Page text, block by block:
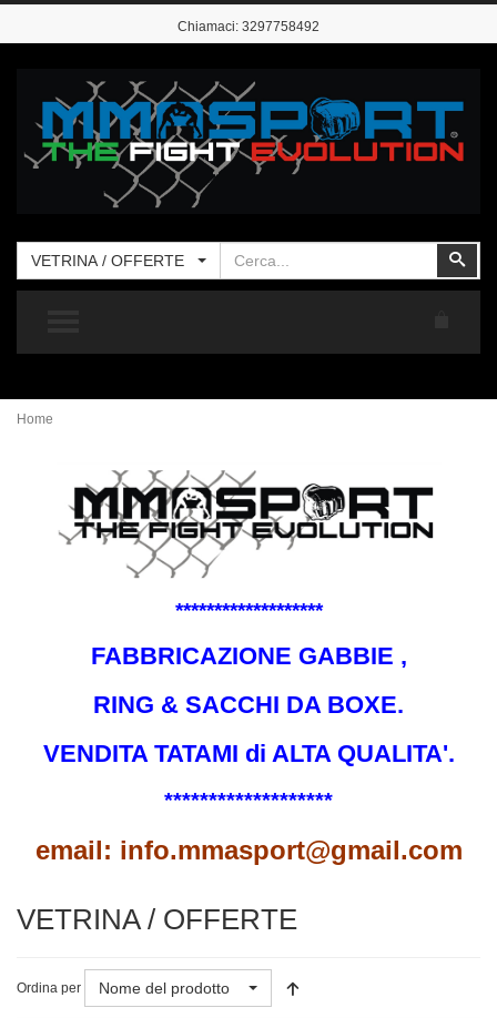
Chiamaci: 3297758492
VETRINA / OFFERTE
Home
*******************
FABBRICAZIONE GABBIE ,
RING & SACCHI DA BOXE.
VENDITA TATAMI di ALTA QUALITA'.
*******************
email: info.mmasport@gmail.com
VETRINA / OFFERTE
Ordina per Nome del prodotto